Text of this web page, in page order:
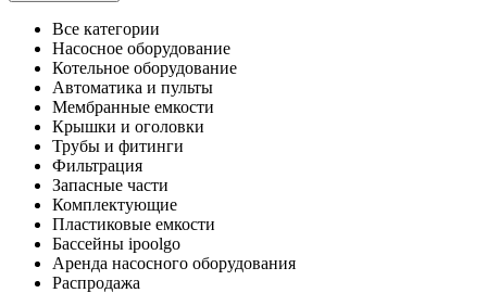
Все категории
Насосное оборудование
Котельное оборудование
Автоматика и пульты
Мембранные емкости
Крышки и оголовки
Трубы и фитинги
Фильтрация
Запасные части
Комплектующие
Пластиковые емкости
Бассейны ipoolgo
Аренда насосного оборудования
Распродажа